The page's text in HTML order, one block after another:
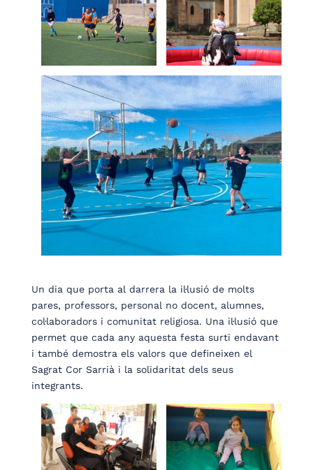
Un dia que porta al darrera la il·lusió de molts
pares, professors, personal no docent, alumnes,
col·laboradors i comunitat religiosa. Una il·lusió que
permet que cada any aquesta festa surti endavant
i també demostra els valors que defineixen el
Sagrat Cor Sarrià i la solidaritat dels seus
integrants.